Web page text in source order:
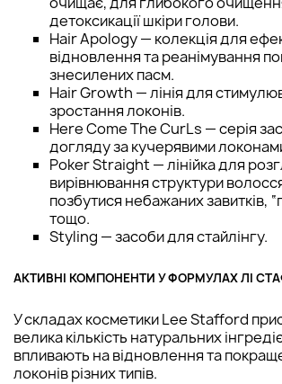
детоксикації шкіри голови.
Hair Apology — колекція для
відновлення та реанімування
знесилених пасм.
Hair Growth — лінія для
зростання локонів.
Here Come The CurLs — серія
догляду за кучерявими
Poker Straight — лінійка для
вирівнювання структури
позбутися небажаних завитків,
тощо.
Styling — засоби для стайлінгу.
АКТИВНІ КОМПОНЕНТИ У ФОРМУЛАХ ЛІ
У складах косметики Lee Stafford
велика кількість натуральних
впливають на відновлення та
локонів різних типів.